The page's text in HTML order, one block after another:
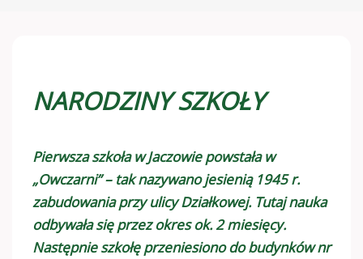
NARODZINY SZKOŁY
Pierwsza szkoła w Jaczowie powstała w
„Owczarni” – tak nazywano jesienią 1945 r.
zabudowania przy ulicy Działkowej. Tutaj nauka
odbywała się przez okres ok. 2 miesięcy.
Następnie szkołę przeniesiono do budynków nr